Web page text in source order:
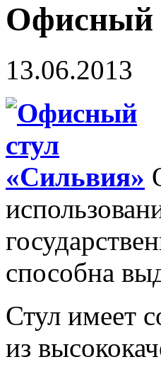
Офисный
13.06.2013
способна
Стул имеет
из